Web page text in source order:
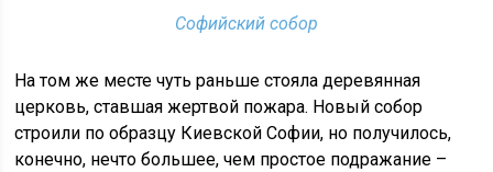
Софийский собор
На том же месте чуть раньше стояла деревянная
церковь, ставшая жертвой пожара. Новый собор
строили по образцу Киевской Софии, но получилось,
конечно, нечто большее, чем простое подражание –